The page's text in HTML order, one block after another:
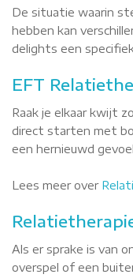
De situatie waarin
hebben kan
delights een
EFT
Raak je elkaar kwijt
direct starten met
een hernieuwd
Lees meer over
Als er sprake is van
overspel of een